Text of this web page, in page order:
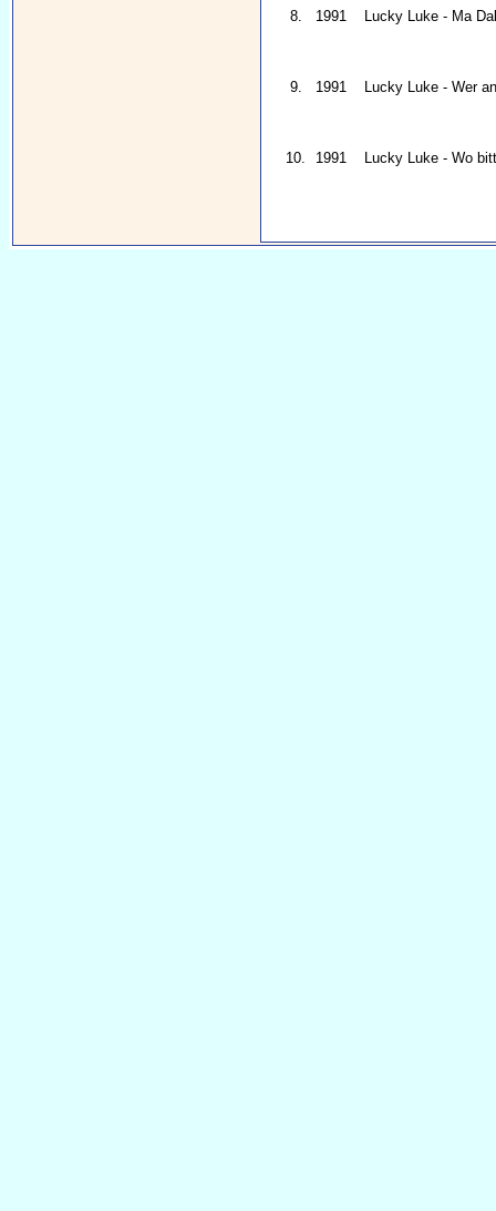
8. 1991 Lucky Luke - Ma
9. 1991 Lucky Luke - Wer
10. 1991 Lucky Luke - Wo